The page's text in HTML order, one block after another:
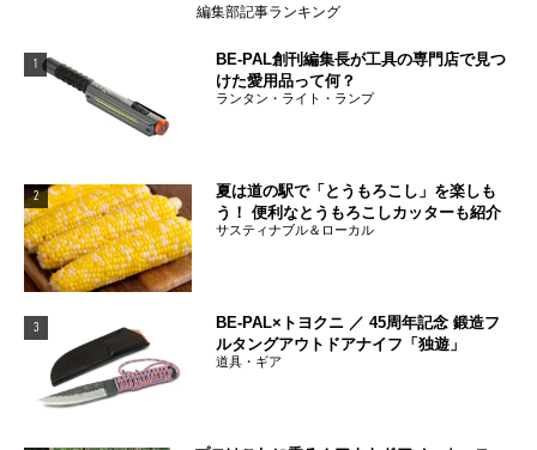
編集部記事ランキング
1
BE-PAL創刊編集長が工具の専門店で見つ
けた愛用品って何？
ランタン・ライト・ランプ
2
夏は道の駅で「とうもろこし」を楽しも
う！ 便利なとうもろこしカッターも紹介
サスティナブル＆ローカル
3
BE-PAL×トヨクニ ／ 45周年記念 鍛造フ
ルタングアウトドアナイフ「独遊」
道具・ギア